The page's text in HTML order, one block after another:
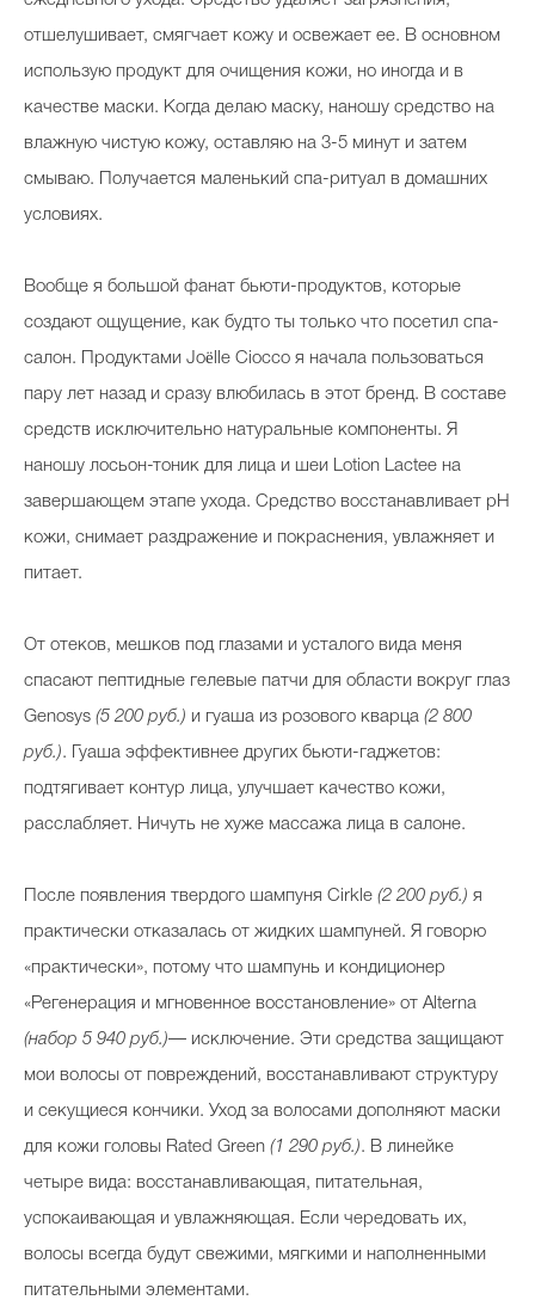
отшелушивает, смягчает кожу и освежает ее. В основном
использую продукт для очищения кожи, но иногда и в
качестве маски. Когда делаю маску, наношу средство на
влажную чистую кожу, оставляю на 3-5 минут и затем
смываю. Получается маленький спа-ритуал в домашних
условиях.
Вообще я большой фанат бьюти-продуктов, которые
создают ощущение, как будто ты только что посетил спа-
салон. Продуктами Joëlle Ciocco я начала пользоваться
пару лет назад и сразу влюбилась в этот бренд. В составе
средств исключительно натуральные компоненты. Я
наношу лосьон-тоник для лица и шеи Lotion Lactee на
завершающем этапе ухода. Средство восстанавливает pH
кожи, снимает раздражение и покраснения, увлажняет и
питает.
От отеков, мешков под глазами и усталого вида меня
спасают пептидные гелевые патчи для области вокруг глаз
Genosys (5 200 руб.) и гуаша из розового кварца (2 800
руб.). Гуаша эффективнее других бьюти-гаджетов:
подтягивает контур лица, улучшает качество кожи,
расслабляет. Ничуть не хуже массажа лица в салоне.
После появления твердого шампуня Cirkle (2 200 руб.) я
практически отказалась от жидких шампуней. Я говорю
«практически», потому что шампунь и кондиционер
«Регенерация и мгновенное восстановление» от Alterna
(набор 5 940 руб.)— исключение. Эти средства защищают
мои волосы от повреждений, восстанавливают структуру
и секущиеся кончики. Уход за волосами дополняют маски
для кожи головы Rated Green (1 290 руб.). В линейке
четыре вида: восстанавливающая, питательная,
успокаивающая и увлажняющая. Если чередовать их,
волосы всегда будут свежими, мягкими и наполненными
питательными элементами.